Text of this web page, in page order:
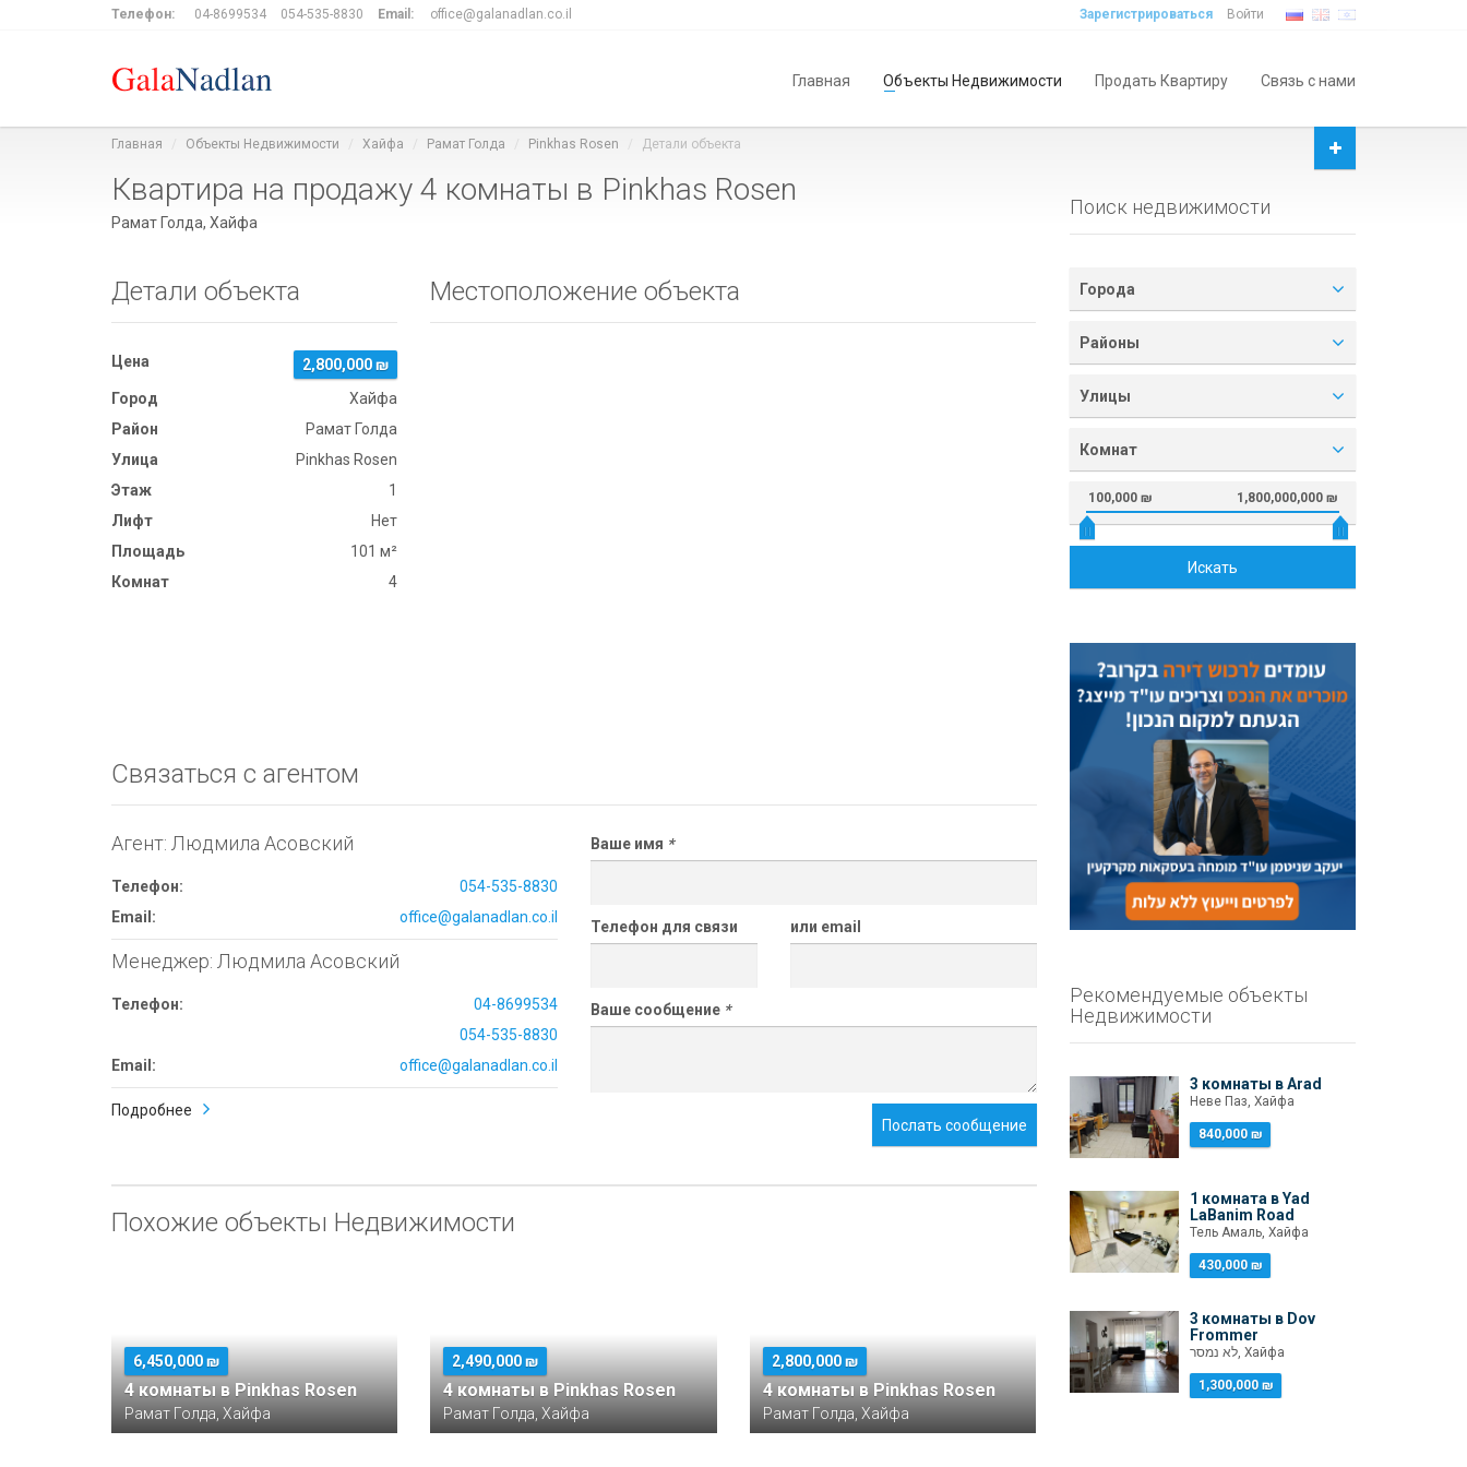
Телефон: 04-8699534 054-535-8830 Email: office@galanadlan.co.il Зарегистрироваться Войти
Главная Объекты Недвижимости Продать Квартиру Связь с нами
Главная Объекты Недвижимости Хайфа Рамат Голда Pinkhas Rosen Детали объекта
Квартира на продажу 4 комнаты в Pinkhas Rosen
Рамат Голда, Хайфа
Детали объекта
Цена
2,800,000 ₪
Город
Хайфа
Район
Рамат Голда
Улица
Pinkhas Rosen
Этаж
1
Лифт
Нет
Площадь
101 м²
Комнат
4
Местоположение объекта
Связаться с агентом
Агент: Людмила Асовский
Телефон:
054-535-8830
Email:
office@galanadlan.co.il
Менеджер: Людмила Асовский
Телефон:
04-8699534
054-535-8830
Email:
office@galanadlan.co.il
Подробнее
Ваше имя *
Телефон для связи или email
Ваше сообщение *
Послать сообщение
Похожие объекты Недвижимости
6,450,000 ₪
4 комнаты в Pinkhas Rosen
Рамат Голда, Хайфа
2,490,000 ₪
4 комнаты в Pinkhas Rosen
Рамат Голда, Хайфа
2,800,000 ₪
4 комнаты в Pinkhas Rosen
Рамат Голда, Хайфа
Поиск недвижимости
Города
Районы
Улицы
Комнат
100,000 ₪ 1,800,000,000 ₪
Искать
Рекомендуемые объекты
Недвижимости
3 комнаты в Arad
Неве Паз, Хайфа
840,000 ₪
1 комната в Yad
LaBanim Road
Тель Амаль, Хайфа
430,000 ₪
3 комнаты в Dov
Frommer
לא נמסר, Хайфа
1,300,000 ₪